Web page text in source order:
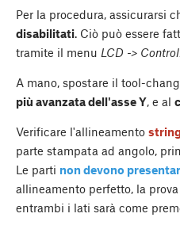
Per la procedura, assicurarsi
disabilitati. Ciò può essere
tramite il menu LCD ->
A mano, spostare il tool-
più avanzata dell'asse Y, e al
Verificare l'allineamento
parte stampata ad angolo,
Le parti non devono
allineamento perfetto, la
entrambi i lati sarà come